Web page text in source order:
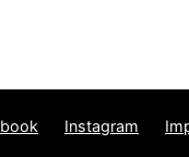
Instagram